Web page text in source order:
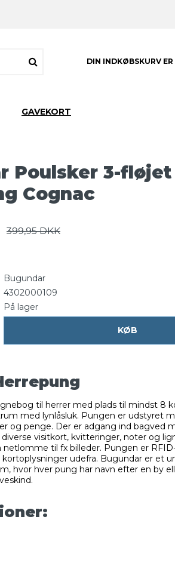
DIN INDKØBSKURV
GAVEKORT
Poulsker 3-fløjet
Cognac
399,95 DKK
Bugundar
4302000109
På lager
KØB
til herrer med plads til mindst 8
med lynlåsluk. Pungen er udstyret
og penge. Der er adgang ind bagved
visitkort, kvitteringer, noter og
til fx billeder. Pungen er
udefra. Bugundar er et
hvor hver pung har navn efter en by